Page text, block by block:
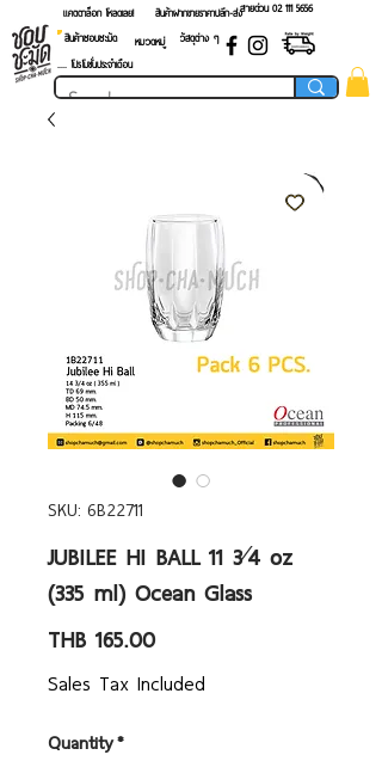
แคตตาล็อก โหลดเลย! สายด่วน 02 ​111 5656
สินค้าฝากขายราคาปลีก-ส่ง
สินค้าชอบชะมัด
หมวดหมู่
วัสดุต่าง ๆ
.... โปรโมชั่นประจำเดือน
SKU: 6B22711
JUBILEE HI BALL 11 3⁄4 oz
(335 ml) Ocean Glass
THB 165.00Price
Sales Tax Included
Quantity*